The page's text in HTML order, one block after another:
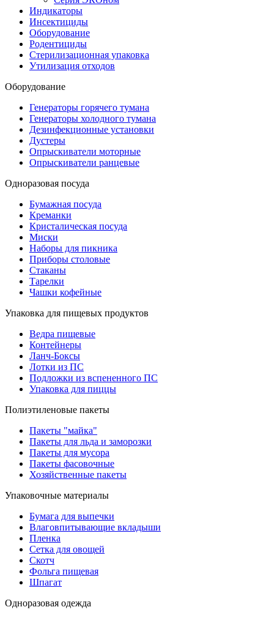
Индикаторы
Инсектициды
Оборудование
Родентициды
Стерилизационная упаковка
Утилизация отходов
Оборудование
Генераторы горячего тумана
Генераторы холодного тумана
Дезинфекционные установки
Дустеры
Опрыскиватели моторные
Опрыскиватели ранцевые
Одноразовая посуда
Бумажная посуда
Креманки
Кристалическая посуда
Миски
Наборы для пикника
Приборы столовые
Стаканы
Тарелки
Чашки кофейные
Упаковка для пищевых продуктов
Ведра пищевые
Контейнеры
Ланч-Боксы
Лотки из ПС
Подложки из вспененного ПС
Упаковка для пиццы
Полиэтиленовые пакеты
Пакеты "майка"
Пакеты для льда и заморозки
Пакеты для мусора
Пакеты фасовочные
Хозяйственные пакеты
Упаковочные материалы
Бумага для выпечки
Влаговпитывающие вкладыши
Пленка
Сетка для овощей
Скотч
Фольга пищевая
Шпагат
Одноразовая одежда